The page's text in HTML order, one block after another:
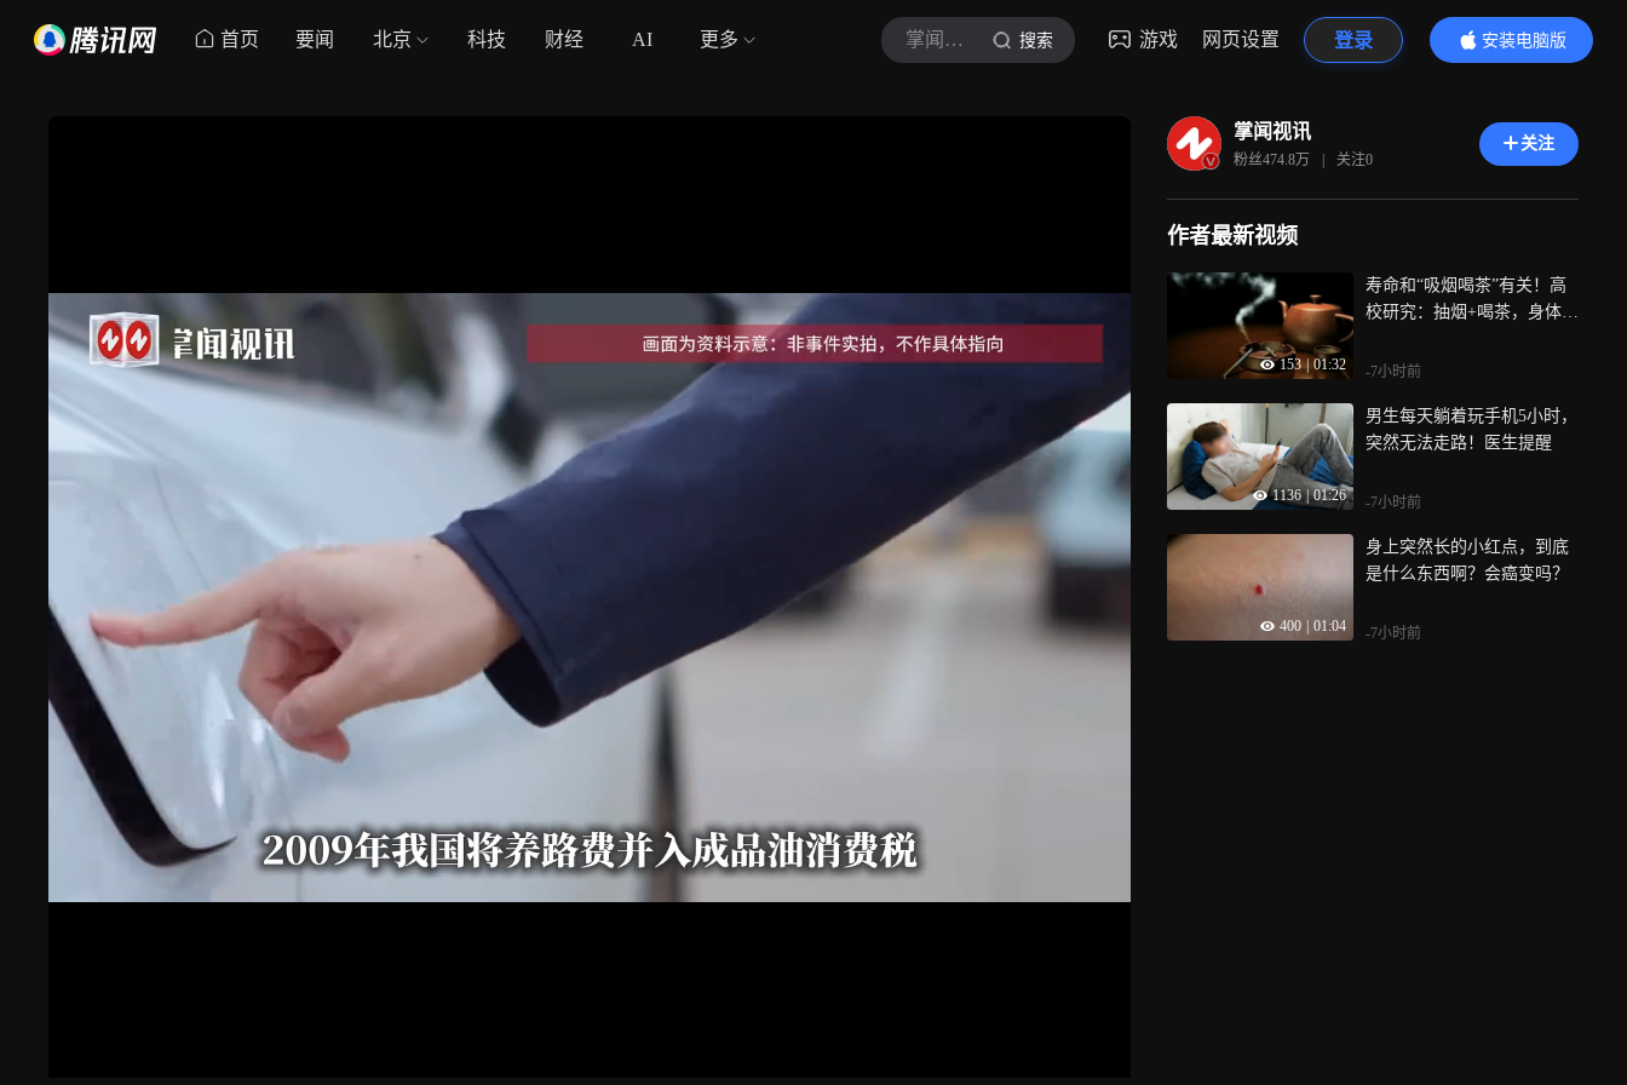
首页 要闻 北京 科技 财经 AI 更多 掌闻视讯 搜索 游戏 网页设置 登录
安装电脑版
内容更精彩
掌闻视讯
粉丝474.8万 | 关注0
关注
作者最新视频
153 | 01:32
寿命和“吸烟喝茶”有关！高
校研究：抽烟+喝茶，身体衰
-7小时前
1136 | 01:26
男生每天躺着玩手机5小时，
突然无法走路！医生提醒
-7小时前
400 01:04
身上突然长的小红点，到底
是什么东西啊？会癌变吗？
-7小时前